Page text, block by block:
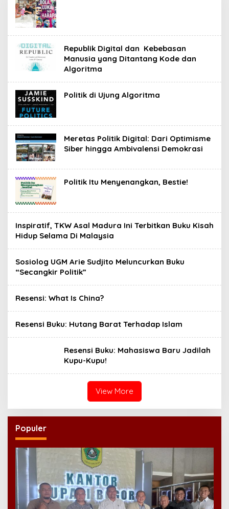
Republik Digital dan Kebebasan
Manusia yang Ditantang Kode dan
Algoritma
Politik di Ujung Algoritma
Meretas Politik Digital: Dari Optimisme
Siber hingga Ambivalensi Demokrasi
Politik Itu Menyenangkan, Bestie!
Inspiratif, TKW Asal Madura Ini Terbitkan Buku Kisah
Hidup Selama Di Malaysia
Sosiolog UGM Arie Sudjito Meluncurkan Buku
“Secangkir Politik”
Resensi: What Is China?
Resensi Buku: Hutang Barat Terhadap Islam
Resensi Buku: Mahasiswa Baru Jadilah
Kupu-Kupu!
View More
Populer